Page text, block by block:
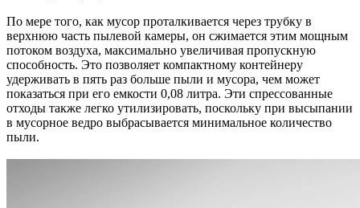
По мере того, как мусор проталкивается через трубку в
верхнюю часть пылевой камеры, он сжимается этим мощным
потоком воздуха, максимально увеличивая пропускную
способность. Это позволяет компактному контейнеру
удерживать в пять раз больше пыли и мусора, чем может
показаться при его емкости 0,08 литра. Эти спрессованные
отходы также легко утилизировать, поскольку при высыпании
в мусорное ведро выбрасывается минимальное количество
пыли.